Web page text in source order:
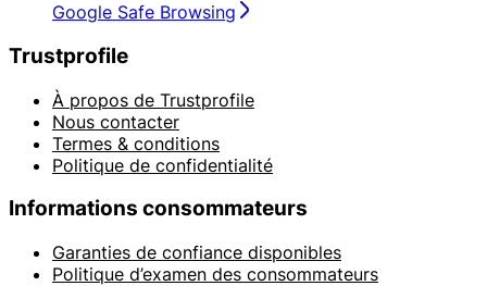
Google Safe Browsing
Trustprofile
À propos de Trustprofile
Nous contacter
Termes & conditions
Politique de confidentialité
Informations consommateurs
Garanties de confiance disponibles
Politique d’examen des consommateurs